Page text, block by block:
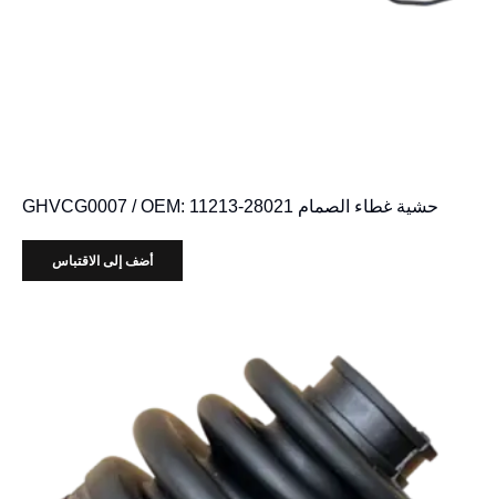
حشية غطاء الصمام GHVCG0007 / OEM: 11213-28021
أضف إلى الاقتباس